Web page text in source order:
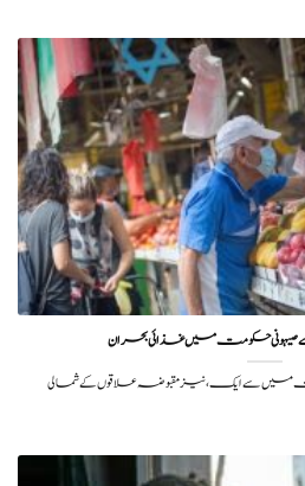
حکومت میں غذائی بحران
میں سے ایک، نیز مقبوضہ علاقوں کے شمالی